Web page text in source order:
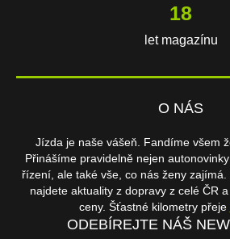
18
let magazínu
O NÁS
Jízda je naše vášeň. Fandíme všem
Přinášíme pravidelně nejen
řízení, ale také vše, co nás ženy zajímá.
najdete aktuality z dopravy z celé ČR
ceny. Šťastné kilometry přeje
ODEBÍREJTE NÁŠ